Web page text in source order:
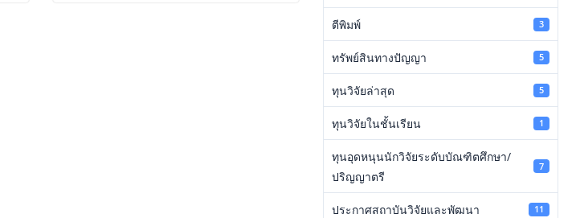
ตีพิมพ์ 3
ทรัพย์สินทางปัญญา 5
ทุนวิจัยล่าสุด 5
ทุนวิจัยในชั้นเรียน 1
ทุนอุดหนุนนักวิจัยระดับบัณฑิตศึกษา/
ปริญญาตรี
7
ประกาศสถาบันวิจัยและพัฒนา 11